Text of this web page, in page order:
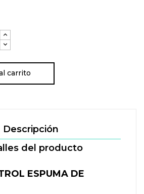
carrito
Descripción
del producto
ESPUMA DE